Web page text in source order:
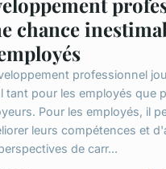
chance
professionnel
tant pour les employés que
Pour les employés, il
leurs compétences et
de carr...